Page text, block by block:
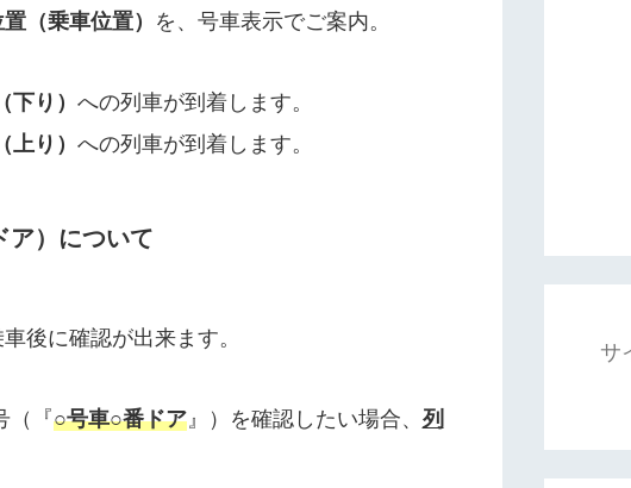
（乗車位置）
を、号車表示でご案内。
下り）への列車が到着します。
上り）への列車が到着します。
ア）について
後に確認が出来ます。
（『○号車○番ドア』）を確認したい場合、 列